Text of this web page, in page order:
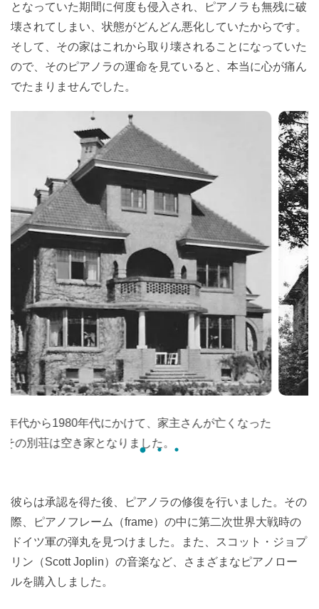
となっていた期間に何度も侵入され、ピアノラも無残に破
壊されてしまい、状態がどんどん悪化していたからです。
そして、その家はこれから取り壊されることになっていた
ので、そのピアノラの運命を見ていると、本当に心が痛ん
でたまりませんでした。
1970年代から1980年代にかけて、家主さんが亡くなった
後、その別荘は空き家となりました。
彼らは承認を得た後、ピアノラの修復を行いました。その
際、ピアノフレーム（frame）の中に第二次世界大戦時の
ドイツ軍の弾丸を見つけました。また、スコット・ジョプ
リン（Scott Joplin）の音楽など、さまざまなピアノロー
ルを購入しました。